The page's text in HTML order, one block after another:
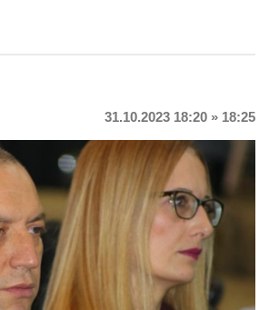
31.10.2023 18:20 » 18:25